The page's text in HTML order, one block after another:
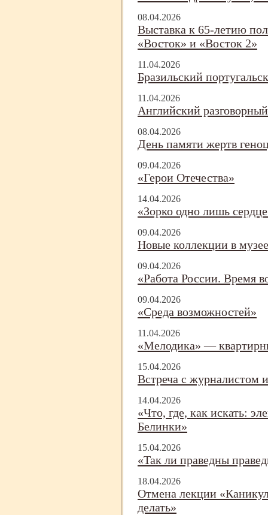
08.04.2026
Выставка к 65-летию
«Восток» и «Восток 2»
11.04.2026
Бразильский
11.04.2026
Английский
08.04.2026
День памяти жертв
09.04.2026
«Герои Отечества»
14.04.2026
«Зорко одно лишь
09.04.2026
Новые коллекции в
09.04.2026
«Работа России. Время
09.04.2026
«Среда возможностей»
11.04.2026
«Мелодика» —
15.04.2026
Встреча с журналистом
14.04.2026
«Что, где, как искать:
Белинки»
15.04.2026
«Так ли праведны
18.04.2026
Отмена лекции
делать»